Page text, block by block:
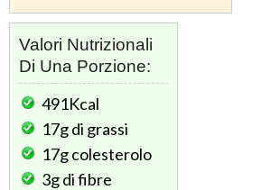
Valori Nutrizionali
Di Una Porzione:
491Kcal
17gdi grassi
17gcolesterolo
3gdi fibre